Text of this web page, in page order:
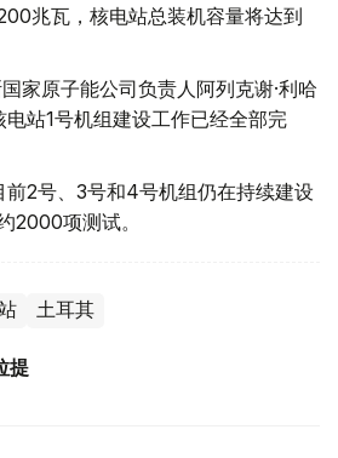
兆瓦，核电站总装机容量将达到
家原子能公司负责人阿列克谢·利哈
站1号机组建设工作已经全部完
前2号、3号和4号机组仍在持续建设
2000项测试。
土耳其
提